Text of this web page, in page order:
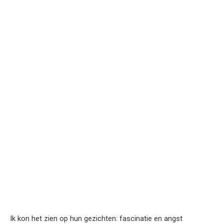
Ik kon het zien op hun gezichten: fascinatie en angst